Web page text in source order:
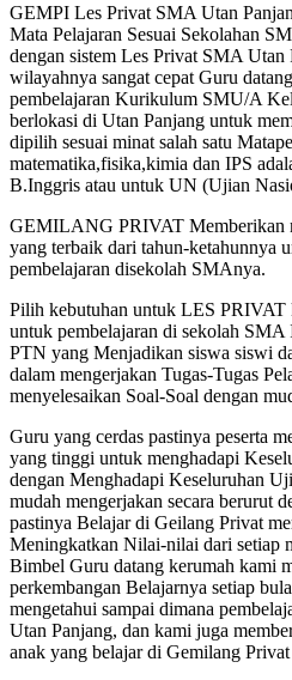
GEMPI Les Privat SMA Utan
Mata Pelajaran Sesuai Sekolahan
dengan sistem Les Privat SMA Utan
wilayahnya sangat cepat Guru
pembelajaran Kurikulum SMU/A
berlokasi di Utan Panjang untuk
dipilih sesuai minat salah satu
matematika,fisika,kimia dan IPS
B.Inggris atau untuk UN (Ujian
GEMILANG PRIVAT Memberikan
yang terbaik dari tahun-ketahunnya
pembelajaran disekolah SMAnya.
Pilih kebutuhan untuk LES PRIVAT
untuk pembelajaran di sekolah
PTN yang Menjadikan siswa siswi
dalam mengerjakan Tugas-Tugas
menyelesaikan Soal-Soal dengan
Guru yang cerdas pastinya peserta
yang tinggi untuk menghadapi
dengan Menghadapi Keseluruhan
mudah mengerjakan secara berurut
pastinya Belajar di Geilang Privat
Meningkatkan Nilai-nilai dari setiap
Bimbel Guru datang kerumah kami
perkembangan Belajarnya setiap
mengetahui sampai dimana
Utan Panjang, dan kami juga
anak yang belajar di Gemilang